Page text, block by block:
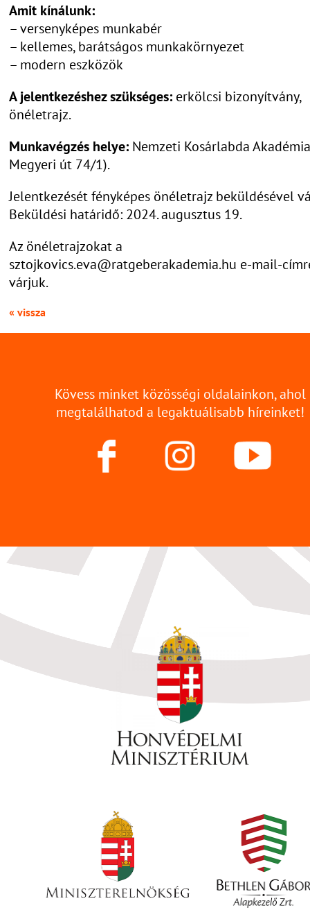
Amit kínálunk:
– versenyképes munkabér
– kellemes, barátságos munkakörnyezet
– modern eszközök
A jelentkezéshez szükséges: erkölcsi bizonyítvány,
önéletrajz.
Munkavégzés helye: Nemzeti Kosárlabda
Megyeri út 74/1).
Jelentkezését fényképes önéletrajz beküldésével
Beküldési határidő: 2024. augusztus 19.
Az önéletrajzokat a
sztojkovics.eva@ratgeberakademia.hu e-mail-
várjuk.
« vissza
Kövess minket közösségi oldalainkon, ahol
megtalálhatod a legaktuálisabb híreinket!